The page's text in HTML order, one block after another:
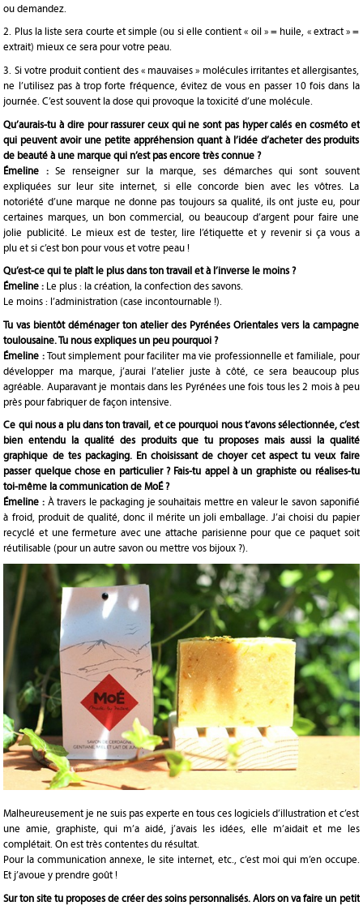
ou demandez.
2. Plus la liste sera courte et simple (ou si elle contient « oil » = huile, « extract » =
extrait) mieux ce sera pour votre peau.
3. Si votre produit contient des « mauvaises » molécules irritantes et allergisantes,
ne l’utilisez pas à trop forte fréquence, évitez de vous en passer 10 fois dans la
journée. C’est souvent la dose qui provoque la toxicité d’une molécule.
Qu’aurais-tu à dire pour rassurer ceux qui ne sont pas hyper calés en cosméto et
qui peuvent avoir une petite appréhension quant à l’idée d’acheter des produits
de beauté à une marque qui n’est pas encore très connue ?
Émeline :Se renseigner sur la marque, ses démarches qui sont souvent
expliquées sur leur site internet, si elle concorde bien avec les vôtres. La
notoriété d’une marque ne donne pas toujours sa qualité, ils ont juste eu, pour
certaines marques, un bon commercial, ou beaucoup d’argent pour faire une
jolie publicité. Le mieux est de tester, lire l’étiquette et y revenir si ça vous a
plu et si c’est bon pour vous et votre peau !
Qu’est-ce qui te plaît le plus dans ton travail et à l’inverse le moins ?
Émeline : Le plus : la création, la confection des savons.
Le moins : l’administration (case incontournable !).
Tu vas bientôt déménager ton atelier des Pyrénées Orientales vers la campagne
toulousaine. Tu nous expliques un peu pourquoi ?
Émeline : Tout simplement pour faciliter ma vie professionnelle et familiale, pour
développer ma marque, j’aurai l’atelier juste à côté, ce sera beaucoup plus
agréable. Auparavant je montais dans les Pyrénées une fois tous les 2 mois à peu
près pour fabriquer de façon intensive.
Ce qui nous a plu dans ton travail, et ce pourquoi nous t’avons sélectionnée, c’est
bien entendu la qualité des produits que tu proposes mais aussi la qualité
graphique de tes packaging. En choisissant de choyer cet aspect tu veux faire
passer quelque chose en particulier ? Fais-tu appel à un graphiste ou réalises-tu
toi-même la communication de MoÉ ?
Émeline : À travers le packaging je souhaitais mettre en valeur le savon saponifié
à froid, produit de qualité, donc il mérite un joli emballage. J’ai choisi du papier
recyclé et une fermeture avec une attache parisienne pour que ce paquet soit
réutilisable (pour un autre savon ou mettre vos bijoux ?).
Malheureusement je ne suis pas experte en tous ces logiciels d’illustration et c’est
une amie, graphiste, qui m’a aidé, j’avais les idées, elle m’aidait et me les
complétait. On est très contentes du résultat.
Pour la communication annexe, le site internet, etc., c’est moi qui m’en occupe.
Et j’avoue y prendre goût !
Sur ton site tu proposes de créer des soins personnalisés. Alors on va faire un petit